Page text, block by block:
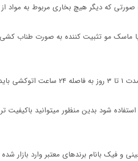
هیچ بخاری مربوط به مواد از روی مو بلند
استفاده شود بدین منظور میتوانید
چینی و فیک بانام برندهای معتبر وارد